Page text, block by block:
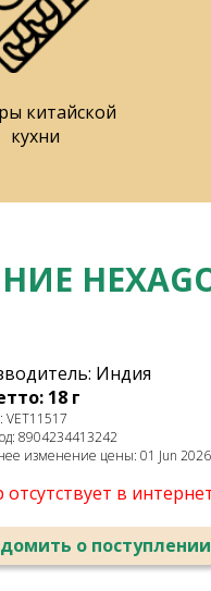
китайской
кухни
Индия
18 г
VET11517
8904234413242
изменение цены: 01 Jun
отсутствует в
о поступлении